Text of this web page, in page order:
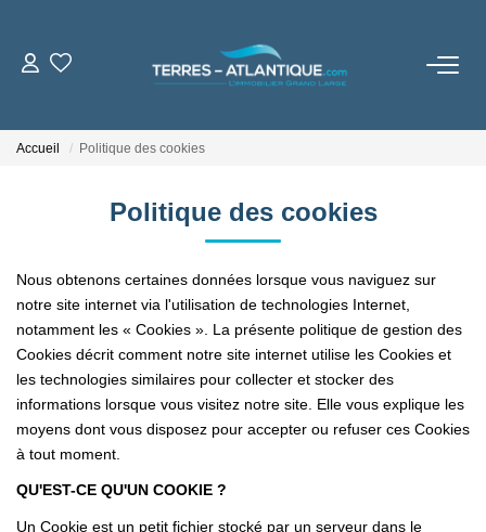
BIENS VENDUS
NOTRE AGENCE
Notre Brochure
ESTIMATION
CONTACTEZ-NOUS
Accueil Politique des cookies
Politique des cookies
Nous obtenons certaines données lorsque vous naviguez sur
notre site internet via l'utilisation de technologies Internet,
notamment les « Cookies ». La présente politique de gestion des
Cookies décrit comment notre site internet utilise les Cookies et
les technologies similaires pour collecter et stocker des
informations lorsque vous visitez notre site. Elle vous explique les
moyens dont vous disposez pour accepter ou refuser ces Cookies
à tout moment.
QU'EST-CE QU'UN COOKIE ?
Un Cookie est un petit fichier stocké par un serveur dans le